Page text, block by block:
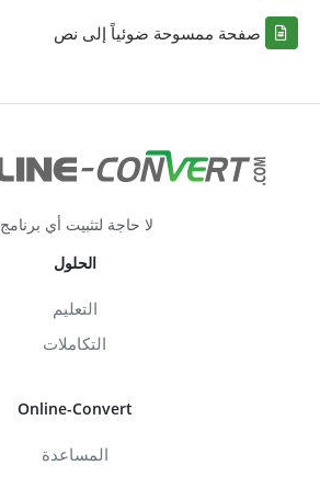
صفحة ممسوحة ضوئياً إلى نص
لا حاجة لتثبيت أي برنامج.
الحلول
التعليم
التكاملات
Online-Convert
المساعدة